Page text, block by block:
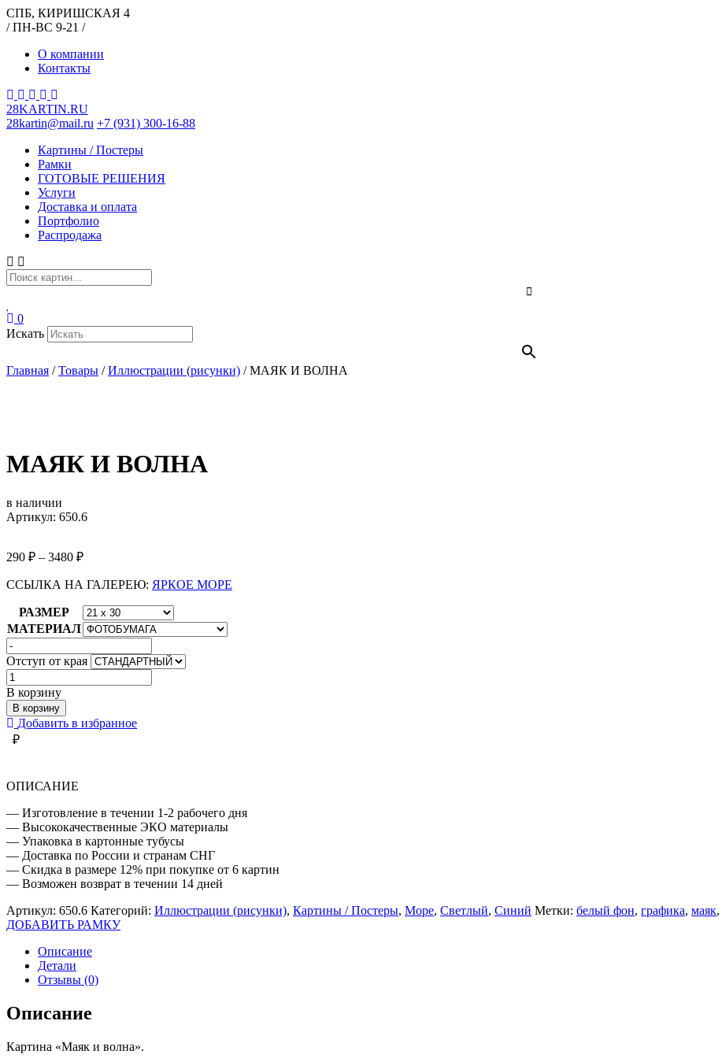
СПБ, КИРИШСКАЯ 4
/ ПН-ВС 9-21 /
О компании
Контакты
28KARTIN.RU
28kartin@mail.ru +7 (931) 300-16-88
Картины / Постеры
Рамки
ГОТОВЫЕ РЕШЕНИЯ
Услуги
Доставка и оплата
Портфолио
Распродажа
0
Искать
Главная /Товары /Иллюстрации (рисунки) /МАЯК И ВОЛНА
МАЯК И ВОЛНА
в наличии
Артикул: 650.6
290 ₽ – 3480 ₽
ССЫЛКА НА ГАЛЕРЕЮ: ЯРКОЕ МОРЕ
РАЗМЕР
МАТЕРИАЛ
Отступ от края
Количество
товара
МАЯК
И
ВОЛНА
В корзину
В корзину
Добавить в избранное
₽
ОПИСАНИЕ
— Изготовление в течении 1-2 рабочего дня
— Высококачественные ЭКО материалы
— Упаковка в картонные тубусы
— Доставка по России и странам СНГ
— Скидка в размере 12% при покупке от 6 картин
— Возможен возврат в течении 14 дней
Артикул: 650.6 Категорий: Иллюстрации (рисунки), Картины / Постеры, Море, Светлый, Синий Метки: белый фон, графика, маяк,
ДОБАВИТЬ РАМКУ
Описание
Детали
Отзывы (0)
Описание
Картина «Маяк и волна».